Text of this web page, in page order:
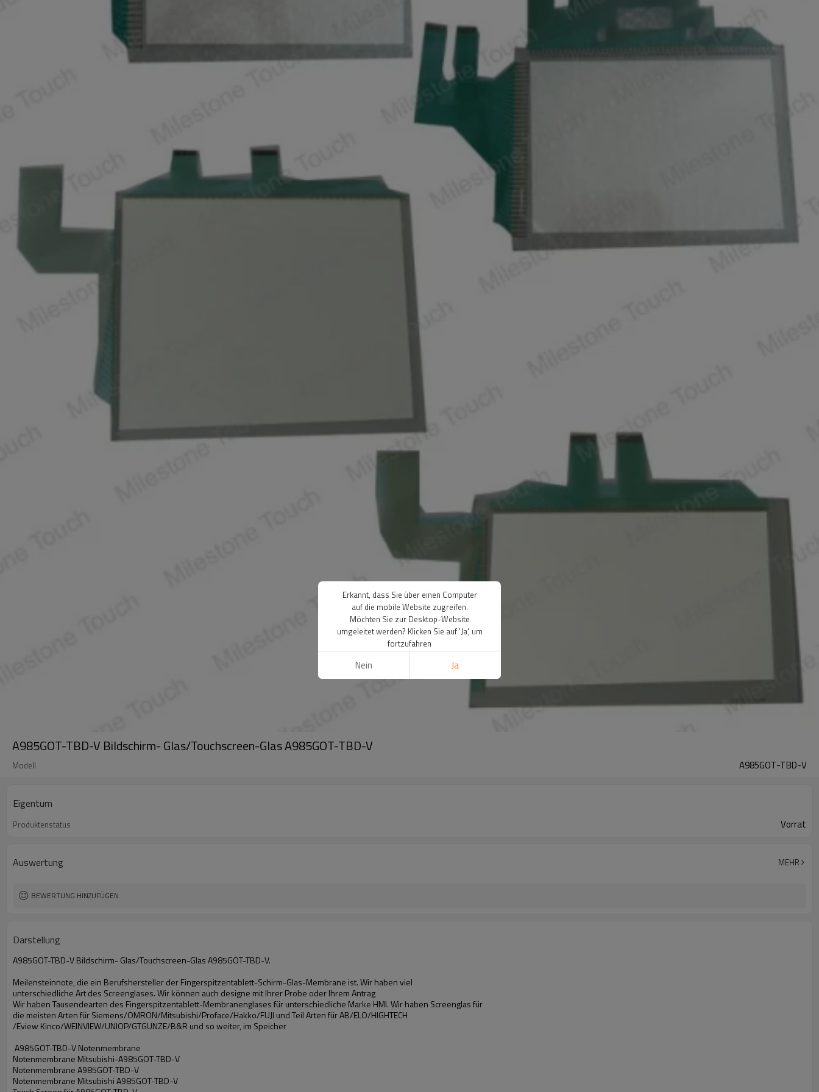
A985GOT-TBD-V Bildschirm- Glas/Touchscreen-Glas A985GOT-TBD-V
Modell A985GOT-TBD-V
Eigentum
Produktenstatus Vorrat
Auswertung MEHR
BEWERTUNG HINZUFÜGEN
Darstellung
A985GOT-TBD-V Bildschirm- Glas/Touchscreen-Glas A985GOT-TBD-V.
Meilensteinnote, die ein Berufshersteller der Fingerspitzentablett-Schirm-Glas-Membrane ist. Wir haben viel
unterschiedliche Art des Screenglases. Wir können auch designe mit Ihrer Probe oder Ihrem Antrag
Wir haben Tausendearten des Fingerspitzentablett-Membranenglases für unterschiedliche Marke HMI. Wir haben Screenglas für
die meisten Arten für Siemens/OMRON/Mitsubishi/Proface/Hakko/FUJI und Teil Arten für AB/ELO/HIGHTECH
/Eview Kinco/WEINVIEW/UNIOP/GTGUNZE/B&R und so weiter, im Speicher
A985GOT-TBD-V Notenmembrane
Notenmembrane Mitsubishi-A985GOT-TBD-V
Notenmembrane A985GOT-TBD-V
Notenmembrane Mitsubishi A985GOT-TBD-V
Erkannt, dass Sie über einen Computer
auf die mobile Website zugreifen.
Möchten Sie zur Desktop-Website
umgeleitet werden? Klicken Sie auf 'Ja', um
fortzufahren
Nein Ja